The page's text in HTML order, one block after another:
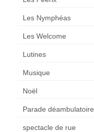
Les Nymphéas
Les Welcome
Lutines
Musique
Noël
Parade déambulatoire
spectacle de rue